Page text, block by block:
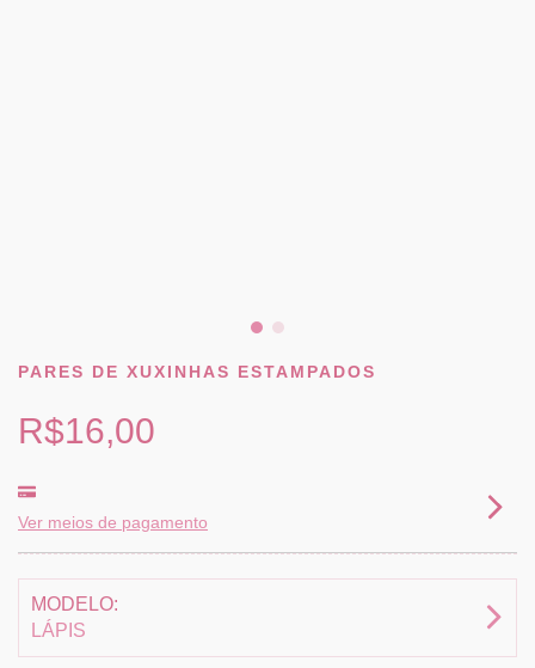
PARES DE XUXINHAS ESTAMPADOS
R$16,00
Ver meios de pagamento
MODELO:
LÁPIS